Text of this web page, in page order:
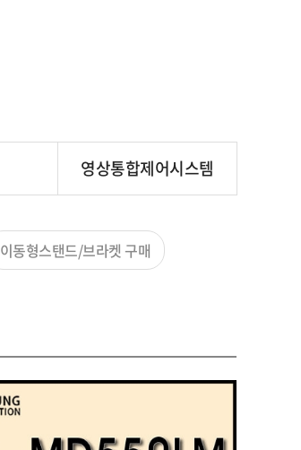
영상통합제어시스템
이동형스탠드/브라켓 구매